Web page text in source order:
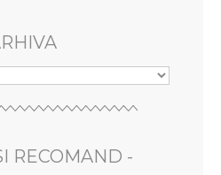
RECOMAND -